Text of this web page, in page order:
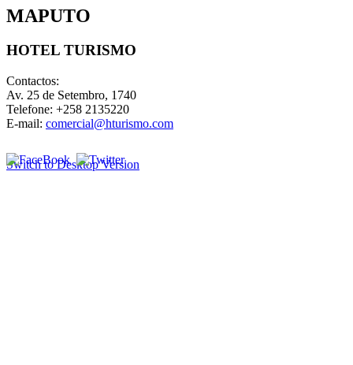
MAPUTO
HOTEL TURISMO
Contactos:
Av. 25 de Setembro, 1740
Telefone: +258 2135220
E-mail: comercial@hturismo.com
Switch to Desktop Version